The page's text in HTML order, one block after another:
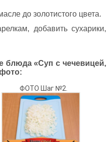
до золотистого цвета.
добавить сухарики,
блюда «Суп с чечевицей,
ФОТО Шаг №2.